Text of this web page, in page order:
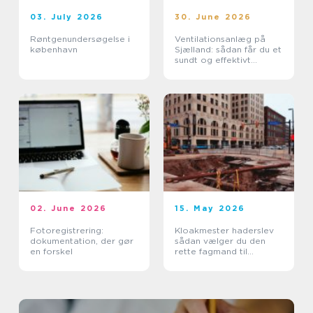
03. July 2026
Røntgenundersøgelse i
københavn
30. June 2026
Ventilationsanlæg på
Sjælland: sådan får du et
sundt og effektivt
02. June 2026
Fotoregistrering:
dokumentation, der gør
en forskel
15. May 2026
Kloakmester haderslev
sådan vælger du den
rette fagmand til